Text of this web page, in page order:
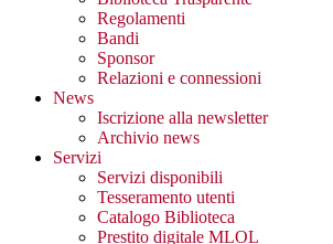
Regolamenti
Bandi
Sponsor
Relazioni e connessioni
News
Iscrizione alla newsletter
Archivio news
Servizi
Servizi disponibili
Tesseramento utenti
Catalogo Biblioteca
Prestito digitale MLOL